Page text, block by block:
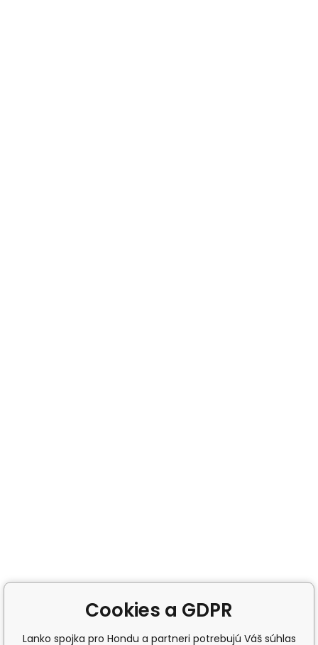
Cookies a GDPR
Lanko spojka pro Hondu a partneri potrebujú Váš súhlas